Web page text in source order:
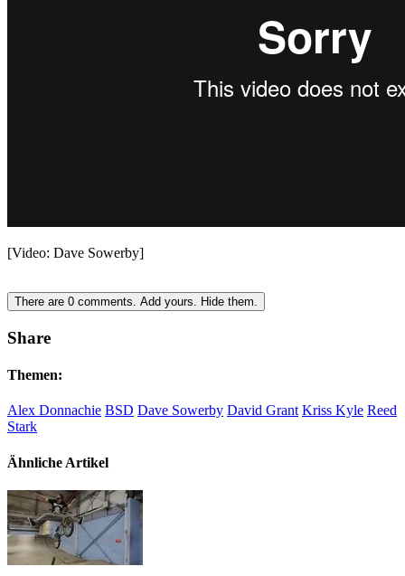
[Video: Dave Sowerby]
There are 0 comments. Add yours. Hide them.
Share
Themen:
Alex Donnachie BSD Dave Sowerby David Grant Kriss Kyle Reed
Stark
Ähnliche Artikel